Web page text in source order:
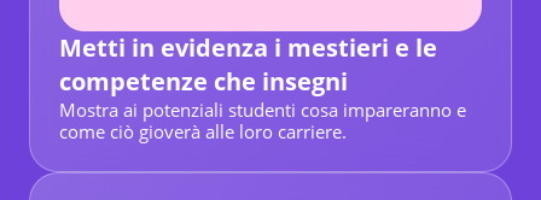
Metti in evidenza i mestieri e le
competenze che insegni
Mostra ai potenziali studenti cosa impareranno e
come ciò gioverà alle loro carriere.